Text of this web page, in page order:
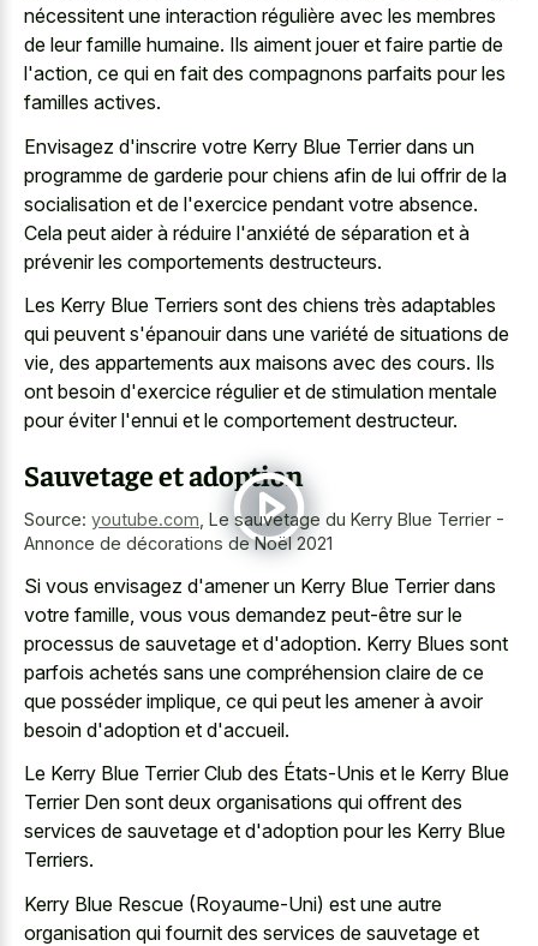
nécessitent une interaction régulière avec les membres
de leur famille humaine. Ils aiment jouer et faire partie de
l'action, ce qui en fait des compagnons parfaits pour les
familles actives.
Envisagez d'inscrire votre Kerry Blue Terrier dans un
programme de garderie pour chiens afin de lui offrir de la
socialisation et de l'exercice pendant votre absence.
Cela peut aider à réduire l'anxiété de séparation et à
prévenir les comportements destructeurs.
Les Kerry Blue Terriers sont des chiens très adaptables
qui peuvent s'épanouir dans une variété de situations de
vie, des appartements aux maisons avec des cours. Ils
ont besoin d'exercice régulier et de stimulation mentale
pour éviter l'ennui et le comportement destructeur.
Sauvetage et adoption
Source: youtube.com Le sauvetage du Kerry Blue Terrier -
Annonce de décorations de Noël 2021
Si vous envisagez d'amener un Kerry Blue Terrier dans
votre famille, vous vous demandez peut-être sur le
processus de sauvetage et d'adoption. Kerry Blues sont
parfois achetés sans une compréhension claire de ce
que posséder implique, ce qui peut les amener à avoir
besoin d'adoption et d'accueil.
Le Kerry Blue Terrier Club des États-Unis et le Kerry Blue
Terrier Den sont deux organisations qui offrent des
services de sauvetage et d'adoption pour les Kerry Blue
Terriers.
Kerry Blue Rescue (Royaume-Uni) est une autre
organisation qui fournit des services de sauvetage et